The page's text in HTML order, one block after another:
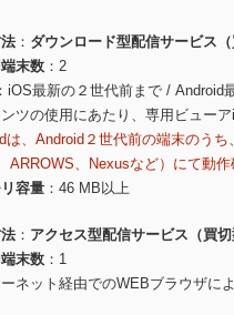
ダウンロード型配信サービス（
末数
2
iOS最新の２世代前まで / Android
ツの使用にあたり、専用ビュー
、Android２世代前の端末のうち
ARROWS、Nexusなど）にて動
容量
46 MB以上
アクセス型配信サービス（買切
末数
1
ネット経由でのWEBブラウザに